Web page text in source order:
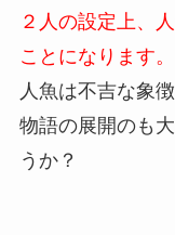
２人の設定上、
ことになります。
人魚は不吉な象
物語の展開のも
うか？